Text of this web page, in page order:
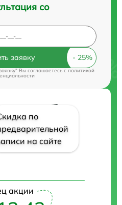
со
заявку
Вы соглашаетесь cполитикой
по
на сайте
акции